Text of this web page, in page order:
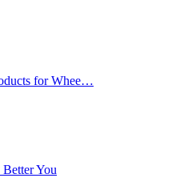
for Whee…
You